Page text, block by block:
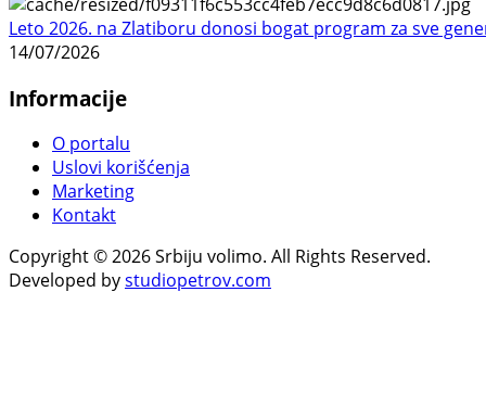
Leto 2026. na Zlatiboru donosi bogat program za sve
14/07/2026
Informacije
O portalu
Uslovi korišćenja
Marketing
Kontakt
Copyright © 2026 Srbiju volimo. All Rights Reserved.
Developed bystudiopetrov.com